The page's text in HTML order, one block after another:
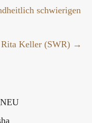
schwierigen
Rita Keller (SWR) →